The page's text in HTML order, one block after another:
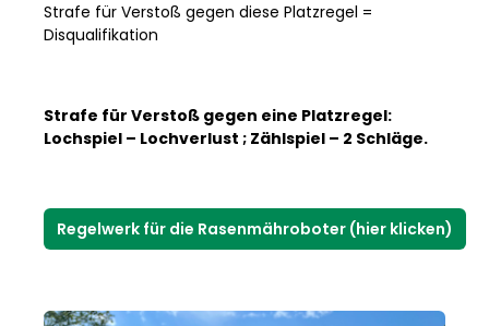
Strafe für Verstoß gegen diese Platzregel =
Disqualifikation
Strafe für Verstoß gegen eine Platzregel:
Lochspiel – Lochverlust ; Zählspiel – 2 Schläge.
Regelwerk für die Rasenmähroboter (hier klicken)